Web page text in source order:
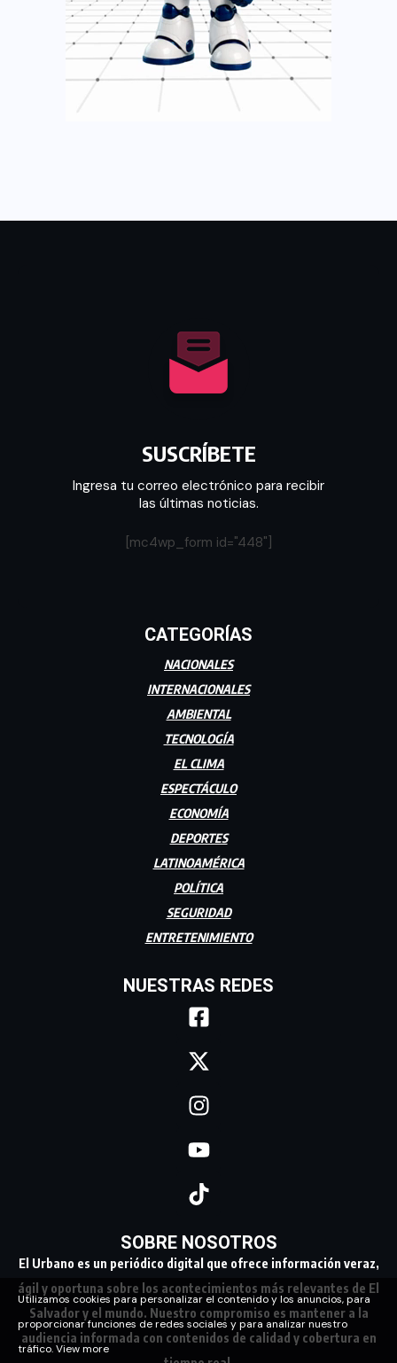
SUSCRÍBETE
Ingresa tu correo electrónico para recibir
las últimas noticias.
[mc4wp_form id="448"]
CATEGORÍAS
NACIONALES
INTERNACIONALES
AMBIENTAL
TECNOLOGÍA
EL CLIMA
ESPECTÁCULO
ECONOMÍA
DEPORTES
LATINOAMÉRICA
POLÍTICA
SEGURIDAD
ENTRETENIMIENTO
NUESTRAS REDES
SOBRE NOSOTROS
El Urbano es un periódico digital que ofrece información veraz,
ágil y oportuna sobre los acontecimientos más relevantes de El
Salvador y el mundo. Nuestro compromiso es mantener a la
audiencia informada con contenidos de calidad y cobertura en
Utilizamos cookies para personalizar el contenido y los anuncios, para
proporcionar funciones de redes sociales y para analizar nuestro
tráfico.View more